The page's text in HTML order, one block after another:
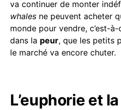
va continuer de monter
whales ne peuvent acheter
monde pour vendre, c’est-
dans la peur, que les petits
le marché va encore chuter.
L’euphorie et